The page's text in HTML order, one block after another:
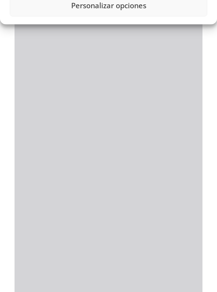
Personalizar opciones